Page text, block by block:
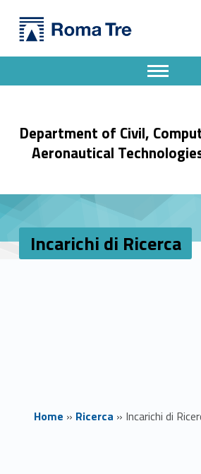
Incarichi di Ricerca - Dipartimento di Ingegneria Civile, Informatica e delle Tecnologie Aeronautiche
Department of Civil,
Aeronautical
Apri il menu
Header info sidebar
Incarichi di Ricerca
Home » Ricerca » Incarichi di